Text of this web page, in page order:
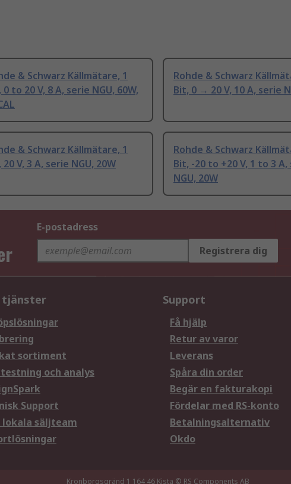
& Schwarz Källmätare, 1
0 to 20 V, 8 A, serie NGU, 60W,
Rohde & Schwarz
Bit, 0 → 20 V, 10 A, serie
& Schwarz Källmätare, 1
20 V, 3 A, serie NGU, 20W
Rohde & Schwarz
Bit, -20 to +20 V, 1 to 3 A,
NGU, 20W
E-postadress
Registrera dig
tjänster
sortiment
och analys
Support
säljteam
Support
Få hjälp
Retur av varor
Leverans
Spåra din order
Begär en fakturakopi
Fördelar med RS-konto
Betalningsalternativ
Okdo
Kronborgsgränd 1 164 46 Kista © RS Components AB